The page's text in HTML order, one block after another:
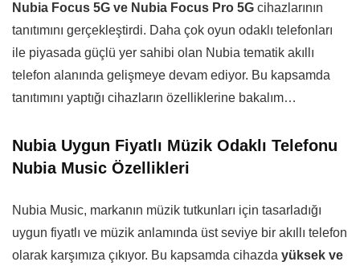
Nubia Focus 5G ve Nubia Focus Pro 5G cihazlarının
tanıtımını gerçekleştirdi. Daha çok oyun odaklı telefonları
ile piyasada güçlü yer sahibi olan Nubia tematik akıllı
telefon alanında gelişmeye devam ediyor. Bu kapsamda
tanıtımını yaptığı cihazların özelliklerine bakalım…
Nubia Uygun Fiyatlı Müzik Odaklı Telefonu
Nubia Music Özellikleri
Nubia Music, markanın müzik tutkunları için tasarladığı
uygun fiyatlı ve müzik anlamında üst seviye bir akıllı telefon
olarak karşımıza çıkıyor. Bu kapsamda cihazda yüksek ve